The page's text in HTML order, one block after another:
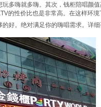
玩多嗨就多嗨。其次，钱柜陪唱颜
的性价比也是非常高。在这样环
好。绝对满足你的嗨唱需求。详细